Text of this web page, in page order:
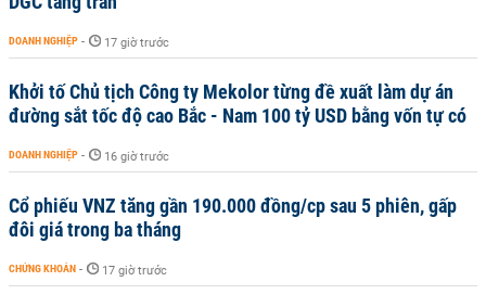
DOANH NGHIỆP - 17 giờ trước
Khởi tố Chủ tịch Công ty Mekolor từng đề xuất làm dự án
đường sắt tốc độ cao Bắc - Nam 100 tỷ USD bằng vốn tự có
DOANH NGHIỆP - 16 giờ trước
Cổ phiếu VNZ tăng gần 190.000 đồng/cp sau 5 phiên, gấp
đôi giá trong ba tháng
CHỨNG KHOÁN - 17 giờ trước